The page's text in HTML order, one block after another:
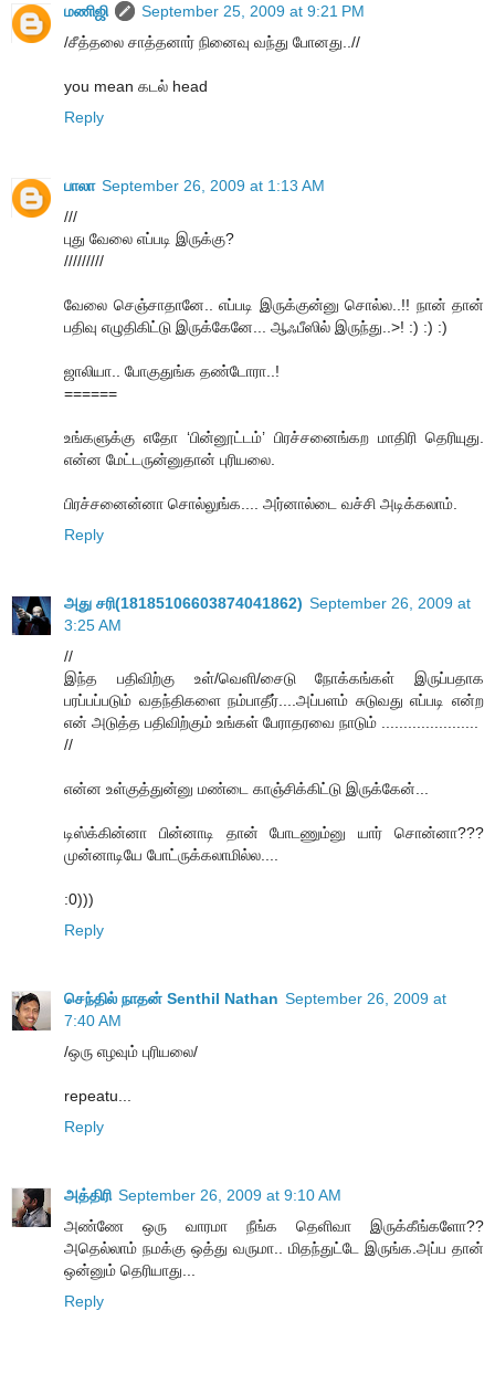
மணிஜி
September 25, 2009 at 9:21 PM
/சீத்தலை சாத்தனார் நினைவு வந்து போனது..//
you mean கடல் head
Reply
பாலா September 26, 2009 at 1:13 AM
///
புது வேலை எப்படி இருக்கு?
/////////
வேலை செஞ்சாதானே.. எப்படி இருக்குன்னு சொல்ல..!! நான் தான்
பதிவு எழுதிகிட்டு இருக்கேனே... ஆஃபீஸில் இருந்து..>! :) :) :)
ஜாலியா.. போகுதுங்க தண்டோரா..!
======
உங்களுக்கு எதோ ‘பின்னூட்டம்’ பிரச்சனைங்கற மாதிரி தெரியுது.
என்ன மேட்டருன்னுதான் புரியலை.
பிரச்சனைன்னா சொல்லுங்க.... அர்னால்டை வச்சி அடிக்கலாம்.
Reply
அது சரி(18185106603874041862) September 26, 2009 at
3:25 AM
//
இந்த பதிவிற்கு உள்/வெளி/சைடு நோக்கங்கள் இருப்பதாக
பரப்பப்படும் வதந்திகளை நம்பாதீர்....அப்பளம் சுடுவது எப்படி என்ற
என் அடுத்த பதிவிற்கும் உங்கள் பேராதரவை நாடும் ......................
//
என்ன உள்குத்துன்னு மண்டை காஞ்சிக்கிட்டு இருக்கேன்...
டிஸ்க்கின்னா பின்னாடி தான் போடணும்னு யார் சொன்னா???
முன்னாடியே போட்ருக்கலாமில்ல....
:0)))
Reply
செந்தில் நாதன் Senthil Nathan September 26, 2009 at
7:40 AM
/ஒரு எழவும் புரியலை/
repeatu...
Reply
அத்திரி September 26, 2009 at 9:10 AM
அண்ணே ஒரு வாரமா நீங்க தெளிவா இருக்கீங்களோ??
அதெல்லாம் நமக்கு ஒத்து வருமா.. மிதந்துட்டே இருங்க.அப்ப தான்
ஒன்னும் தெரியாது...
Reply